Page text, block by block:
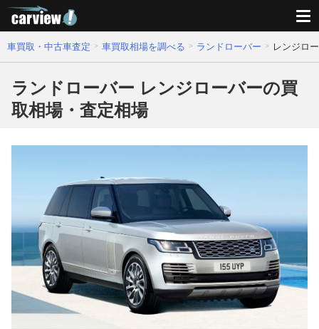
車買取・中古車査定 車買取相場を調べる ランドローバー レンジロ
ランドローバー レンジローバーの買
取相場・査定相場